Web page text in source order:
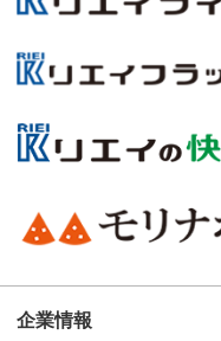
企業情報